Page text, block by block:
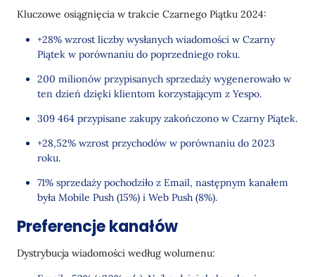
Kluczowe osiągnięcia w trakcie Czarnego Piątku 2024:
+28% wzrost liczby wysłanych wiadomości w Czarny
Piątek w porównaniu do poprzedniego roku.
200 milionów przypisanych sprzedaży wygenerowało w
ten dzień dzięki klientom korzystającym z Yespo.
309 464 przypisane zakupy zakończono w Czarny Piątek.
+28,52% wzrost przychodów w porównaniu do 2023
roku.
71% sprzedaży pochodziło z Email, następnym kanałem
była Mobile Push (15%) i Web Push (8%).
Preferencje kanałów
Dystrybucja wiadomości według wolumenu: